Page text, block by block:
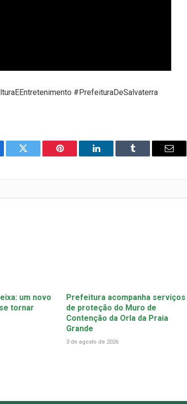
#PrefeituraDeSalvaterra
Twitter Pinterest LinkedIn Tumblr Email
um novo
tornar
Prefeitura acompanha serviços
de proteção do Muro de
Contenção da Orla da Praia
Grande
3 de agosto de 2026